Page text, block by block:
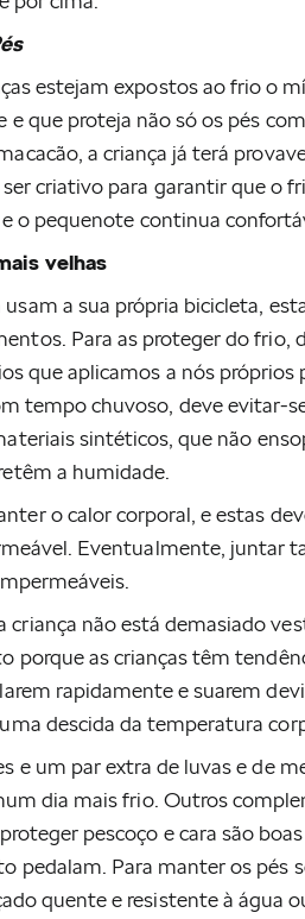
estejam expostos ao frio o
que proteja não só os pés
a criança já terá
criativo para garantir que o
o pequenote continua
velhas
a sua própria bicicleta,
Para as proteger do frio,
que aplicamos a nós próprios
tempo chuvoso, deve evitar-
sintéticos, que não
a humidade.
o calor corporal, e estas
Eventualmente, juntar
não está demasiado
porque as crianças têm
rapidamente e suarem
descida da temperatura
e um par extra de luvas e de
dia mais frio. Outros
pescoço e cara são
pedalam. Para manter os pés
quente e resistente à água